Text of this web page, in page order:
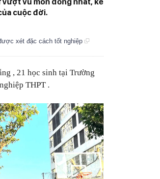
cuộc đời.
xét đặc cách tốt nghiệp
, 21 học sinh tại Trường
THPT .